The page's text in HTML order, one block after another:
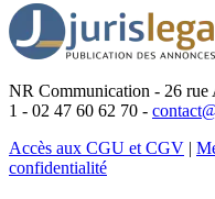
NR Communication - 26 rue
1 - 02 47 60 62 70 -
Accès aux CGU et CGV |
confidentialité